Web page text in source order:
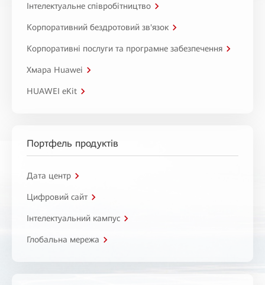
Інтелектуальне співробітництво
Корпоративний бездротовий зв'язок
Корпоративні послуги та програмне забезпечення
Хмара Huawei
HUAWEI eKit
Портфель продуктів
Дата центр
Цифровий сайт
Інтелектуальний кампус
Глобальна мережа